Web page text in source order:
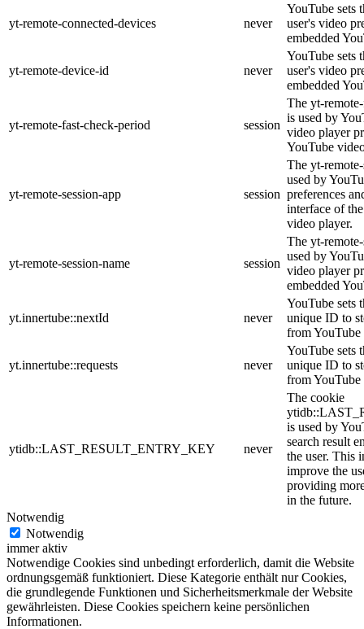
yt-remote-connected-devices never
YouTube sets
user's video
embedded
yt-remote-device-id never
YouTube sets
user's video
embedded
yt-remote-fast-check-period session
The yt-
is used by
video player
YouTube
yt-remote-session-app session
The yt-
used by
preferences
interface of
video player.
yt-remote-session-name session
The yt-
used by
video player
embedded
yt.innertube::nextId never
YouTube sets
unique ID to
from YouTube
yt.innertube::requests never
YouTube sets
unique ID to
from YouTube
ytidb::LAST_RESULT_ENTRY_KEY never
The cookie
is used by
search result
the user. This
improve the
providing
in the future.
Notwendig
Notwendig
immer aktiv
Notwendige Cookies sind unbedingt erforderlich, damit die Website
ordnungsgemäß funktioniert. Diese Kategorie enthält nur Cookies,
die grundlegende Funktionen und Sicherheitsmerkmale der Website
gewährleisten. Diese Cookies speichern keine persönlichen
Informationen.